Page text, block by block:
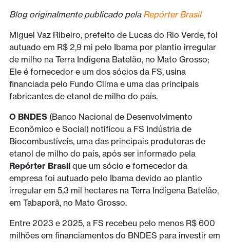
Blog originalmente publicado pela Repórter Brasil
Miguel Vaz Ribeiro, prefeito de Lucas do Rio Verde, foi
autuado em R$ 2,9 mi pelo Ibama por plantio irregular
de milho na Terra Indígena Batelão, no Mato Grosso;
Ele é fornecedor e um dos sócios da FS, usina
financiada pelo Fundo Clima e uma das principais
fabricantes de etanol de milho do país.
O BNDES(Banco Nacional de Desenvolvimento
Econômico e Social) notificou a FS Indústria de
Biocombustíveis, uma das principais produtoras de
etanol de milho do país, após ser informado pela
Repórter Brasil que um sócio e fornecedor da
empresa foi autuado pelo Ibama devido ao plantio
irregular em 5,3 mil hectares na Terra Indígena Batelão,
em Tabaporã, no Mato Grosso.
Entre 2023 e 2025, a FS recebeu pelo menos R$ 600
milhões em financiamentos do BNDES para investir em